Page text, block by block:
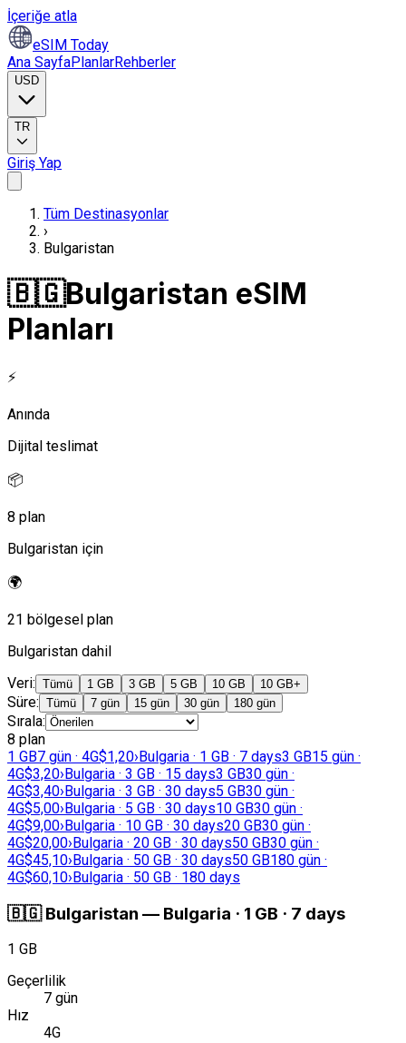
İçeriğe atla
eSIM Today
Ana SayfaPlanlarRehberler
USD
TR
Giriş Yap
Tüm Destinasyonlar
›
Bulgaristan
🇧🇬Bulgaristan eSIM
Planları
⚡
Anında
Dijital teslimat
📦
8 plan
Bulgaristan için
🌍
21 bölgesel plan
Bulgaristan dahil
Veri: Tümü 1 GB 3 GB 5 GB 10 GB 10 GB+
Süre: Tümü 7 gün 15 gün 30 gün 180 gün
Sırala:
8 plan
1 GB7 gün · 4G$1,20›Bulgaria · 1 GB · 7 days3 GB15 gün ·
4G$3,20›Bulgaria · 3 GB · 15 days3 GB30 gün ·
4G$3,40›Bulgaria · 3 GB · 30 days5 GB30 gün ·
4G$5,00›Bulgaria · 5 GB · 30 days10 GB30 gün ·
4G$9,00›Bulgaria · 10 GB · 30 days20 GB30 gün ·
4G$20,00›Bulgaria · 20 GB · 30 days50 GB30 gün ·
4G$45,10›Bulgaria · 50 GB · 30 days50 GB180 gün ·
4G$60,10›Bulgaria · 50 GB · 180 days
🇧🇬 Bulgaristan — Bulgaria · 1 GB · 7 days
1 GB
Geçerlilik
7 gün
Hız
4G